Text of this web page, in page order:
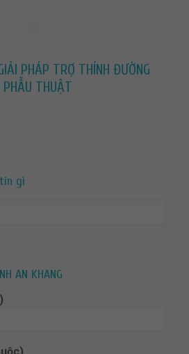
PHÁP TRỢ THÍNH ĐƯỜNG
PHẪU THUẬT
gì
AN KHANG